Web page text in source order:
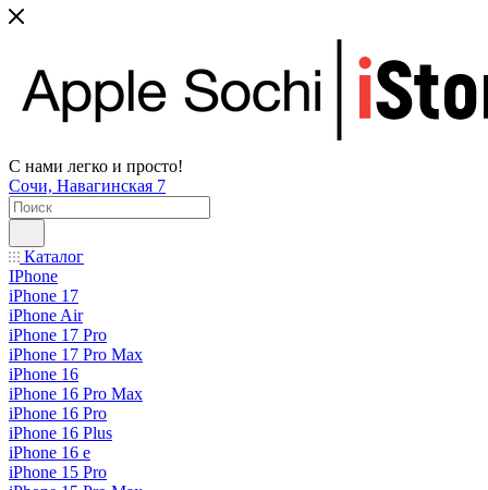
С нами легко и просто!
Сочи, Навагинская 7
Каталог
IPhone
iPhone 17
iPhone Air
iPhone 17 Pro
iPhone 17 Pro Max
iPhone 16
iPhone 16 Pro Max
iPhone 16 Pro
iPhone 16 Plus
iPhone 16 e
iPhone 15 Pro